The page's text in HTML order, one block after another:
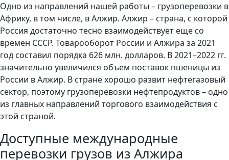
Одно из направлений нашей работы – грузоперевозки в
Африку, в том числе, в Алжир. Алжир – страна, с которой
Россия достаточно тесно взаимодействует еще со
времен СССР. Товарооборот России и Алжира за 2021
год составил порядка 626 млн. долларов. В 2021–2022 гг.
значительно увеличился объем поставок пшеницы из
России в Алжир. В стране хорошо развит нефтегазовый
сектор, поэтому грузоперевозки нефтепродуктов – одно
из главных направлений торгового взаимодействия с
этой страной.
Доступные международные
перевозки грузов из Алжира